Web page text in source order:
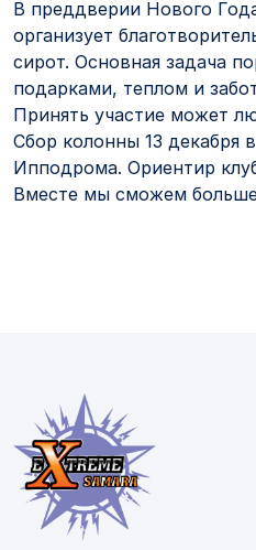
В преддверии Нового
организует
сирот. Основная задача
подарками, теплом и
Принять участие может
Сбор колонны 13 декабря
Ипподрома. Ориентир
Вместе мы сможем